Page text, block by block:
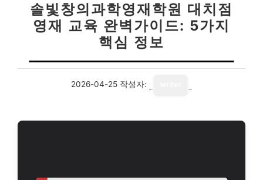
솔빛창의과학영재학원 대치점
영재 교육 완벽가이드: 5가지
핵심 정보
2026-04-25 작성자: